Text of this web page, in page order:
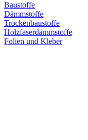
Baustoffe
Dämmstoffe
Trockenbaustoffe
Holzfaserdämmstoffe
Folien und Kleber